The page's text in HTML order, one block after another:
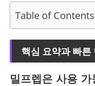
Table of Contents
핵심 요약과 빠른
밀프렙은 사용